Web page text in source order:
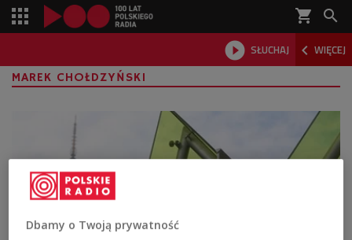
shopping_cart 
 SŁUCHAJ  WIĘCEJ

MAREK CHOŁDZYŃSKI
Dbamy o Twoją prywatność